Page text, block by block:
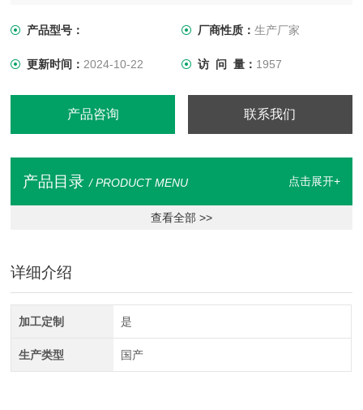
产品型号： 厂商性质： 生产厂家
更新时间： 2024-10-22 访 问 量： 1957
产品咨询 联系我们
产品目录 / PRODUCT MENU 点击展开+
查看全部 >>
详细介绍
加工定制 是
生产类型 国产